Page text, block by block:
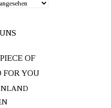
OF
YOU